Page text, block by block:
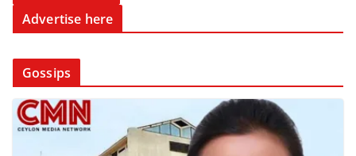
Advertise here
Gossips